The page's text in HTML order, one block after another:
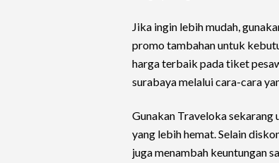
Jika ingin lebih mudah,
promo tambahan untuk
harga terbaik pada tiket
surabaya melalui cara-cara
Gunakan Traveloka
yang lebih hemat. Selain
juga menambah keuntungan